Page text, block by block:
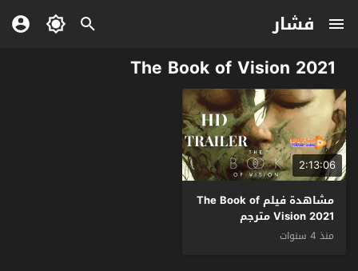
فشار
The Book of Vision 2021
2:13:06
مشاهدة فيلم The Book of
Vision 2021 مترجم
منذ 4 سنوات